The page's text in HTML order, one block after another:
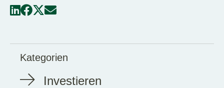
Kategorien
Investieren